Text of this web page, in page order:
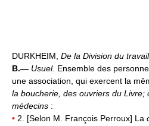
DURKHEIM, De la Division du travail
B.— Usuel. Ensemble des
une association, qui exercent la
la boucherie, des ouvriers du Livre;
médecins :
• 2. [Selon M. François Perroux] La